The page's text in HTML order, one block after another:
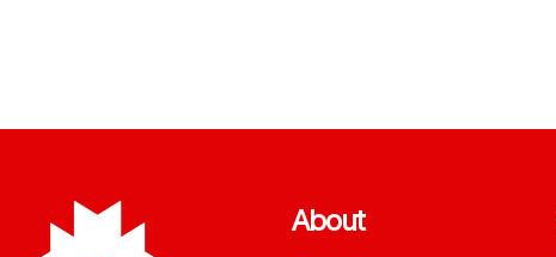
About